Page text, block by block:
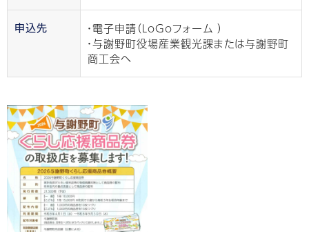
申込先
・電子申請（LoGoフォーム ）
・与謝野町役場産業観光課または与謝野町
商工会へ